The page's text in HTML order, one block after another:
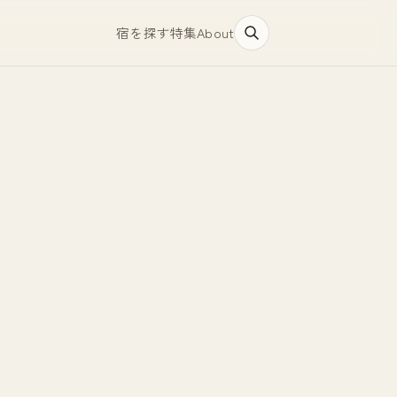
宿を探す特集About